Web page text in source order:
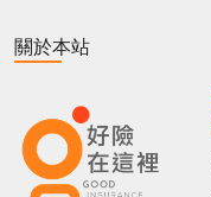
關於本站